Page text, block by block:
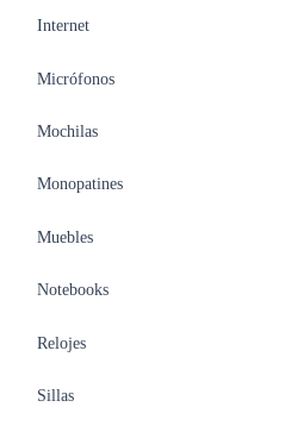
Internet
Micrófonos
Mochilas
Monopatines
Muebles
Notebooks
Relojes
Sillas